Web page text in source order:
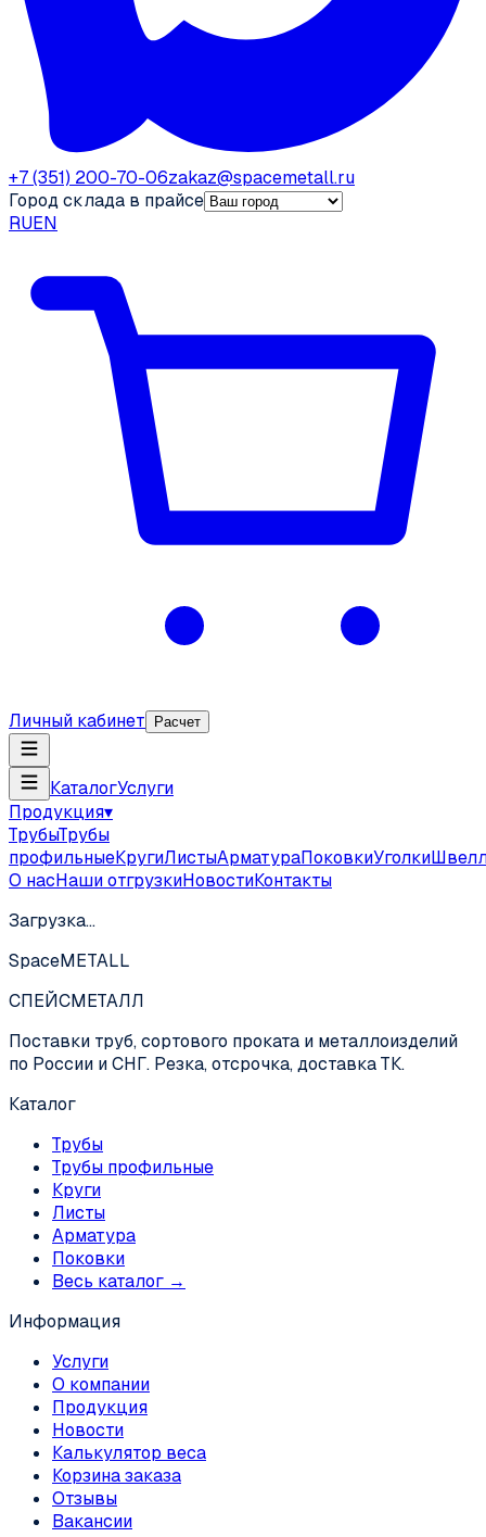
+7 (351) 200-70-06zakaz@spacemetall.ru
Город склада в прайсе
RUEN
Личный кабинет Расчет
КаталогУслуги
Продукция▾
ТрубыТрубы
профильныеКругиЛистыАрматураПоковкиУголки
О насНаши отгрузкиНовостиКонтакты
Загрузка…
SpaceMETALL
СПЕЙСМЕТАЛЛ
Поставки труб, сортового проката и металлоизделий
по России и СНГ. Резка, отсрочка, доставка ТК.
Каталог
Трубы
Трубы профильные
Круги
Листы
Арматура
Поковки
Весь каталог →
Информация
Услуги
О компании
Продукция
Новости
Калькулятор веса
Корзина заказа
Отзывы
Вакансии